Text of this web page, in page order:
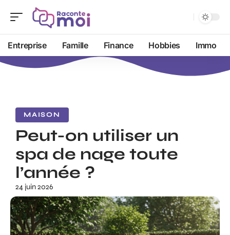
Entreprise Famille Finance Hobbies Immo
MAISON
Peut-on utiliser un
spa de nage toute
l’année ?
24 juin 2026